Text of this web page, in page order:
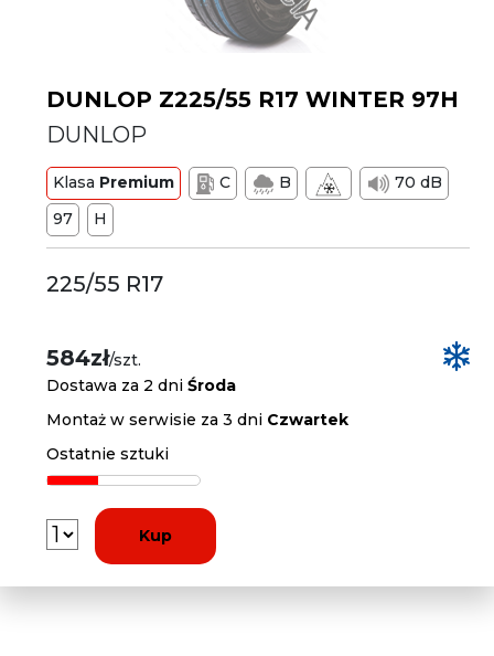
DUNLOP Z225/55 R17 WINTER 97H
DUNLOP
Klasa Premium C B
70 dB
97
H
225/55 R17
584zł/szt.
Dostawa za 2 dniŚroda
Montaż w serwisie za 3 dni Czwartek
Ostatnie sztuki
Kup